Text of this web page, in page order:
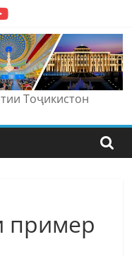
Тоҷикистон
пример